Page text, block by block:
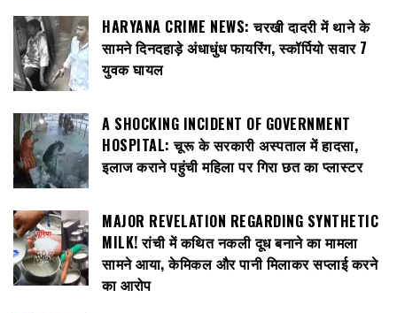
HARYANA CRIME NEWS: चरखी दादरी में थाने के
सामने दिनदहाड़े अंधाधुंध फायरिंग, स्कॉर्पियो सवार 7
युवक घायल
A SHOCKING INCIDENT OF GOVERNMENT
HOSPITAL: चूरू के सरकारी अस्पताल में हादसा,
इलाज कराने पहुंची महिला पर गिरा छत का प्लास्टर
MAJOR REVELATION REGARDING SYNTHETIC
MILK! रांची में कथित नकली दूध बनाने का मामला
सामने आया, केमिकल और पानी मिलाकर सप्लाई करने
का आरोप